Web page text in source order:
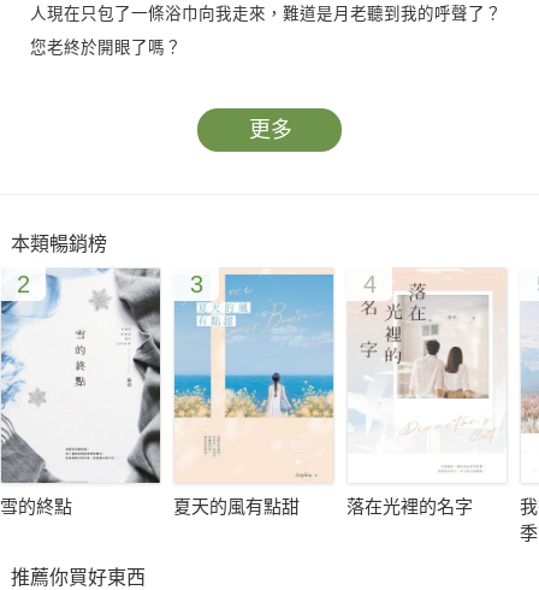
人現在只包了一條浴巾向我走來，難道是月老聽到我的呼聲了？
您老終於開眼了嗎？
更多
本類暢銷榜
2
雪的終點
3
夏天的風有點甜
4
落在光裡的名字
推薦你買好東西